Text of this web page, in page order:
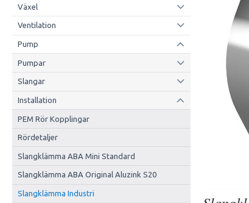
Växel
Ventilation
Pump
Pumpar
Slangar
Installation
PEM Rör Kopplingar
Rördetaljer
Slangklämma ABA Mini Standard
Slangklämma ABA Original Aluzink S20
Slangklämma Industri